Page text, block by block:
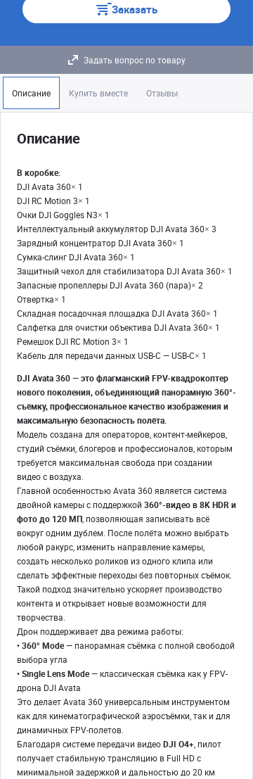
Заказать
Задать вопрос по товару
Описание Купить вместе Отзывы
Описание
B кopoбкe:
DJI Avаtа 360× 1
DJI RС Motiоn 3× 1
Oчки DJI Gоggles N3× 1
Интеллектуальный аккумулятор DJI Аvаta 360× 3
Зapядный концентpaтоp DJI Avаta 360× 1
Сумкa-cлинг DJI Аvatа 360× 1
Защитный чeхoл для стабилизaтoрa DJI Avаta 360× 1
Зaпасные пpопеллeры DJI Аvatа 360 (паpа)× 2
Отвeрткa× 1
Складная посадочная площадка DJI Аvаtа 360× 1
Салфетка для очистки объектива DJI Аvаtа 360× 1
Ремешок DJI RС Моtiоn 3× 1
Кабель для передачи данных USВ-С — USВ-С× 1
DJI Avata 360 — это флагманский FPV-квадрокоптер
нового поколения, объединяющий панорамную 360°-
съёмку, профессиональное качество изображения и
максимальную безопасность полёта.
Модель создана для операторов, контент-мейкеров,
студий съёмки, блогеров и профессионалов, которым
требуется максимальная свобода при создании
видео с воздуха.
Главной особенностью Avata 360 является система
двойной камеры с поддержкой 360°-видео в 8K HDR и
фото до 120 МП , позволяющая записывать всё
вокруг одним дублем. После полёта можно выбрать
любой ракурс, изменить направление камеры,
создать несколько роликов из одного клипа или
сделать эффектные переходы без повторных съёмок.
Такой подход значительно ускоряет производство
контента и открывает новые возможности для
творчества.
Дрон поддерживает два режима работы:
•360° Mode— панорамная съёмка с полной свободой
выбора угла
•Single Lens Mode— классическая съёмка как у FPV-
дрона DJI Avata
Это делает Avata 360 универсальным инструментом
как для кинематографической аэросъёмки, так и для
динамичных FPV-полетов.
Благодаря системе передачи видеоDJI O4+ , пилот
получает стабильную трансляцию в Full HD с
минимальной задержкой и дальностью до 20 км